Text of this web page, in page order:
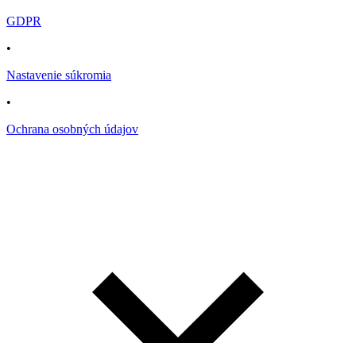
GDPR
•
Nastavenie súkromia
•
Ochrana osobných údajov